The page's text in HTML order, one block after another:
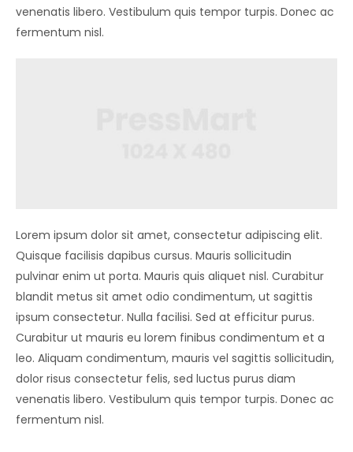
venenatis libero. Vestibulum quis tempor turpis. Donec ac
fermentum nisl.
Lorem ipsum dolor sit amet, consectetur adipiscing elit.
Quisque facilisis dapibus cursus. Mauris sollicitudin
pulvinar enim ut porta. Mauris quis aliquet nisl. Curabitur
blandit metus sit amet odio condimentum, ut sagittis
ipsum consectetur. Nulla facilisi. Sed at efficitur purus.
Curabitur ut mauris eu lorem finibus condimentum et a
leo. Aliquam condimentum, mauris vel sagittis sollicitudin,
dolor risus consectetur felis, sed luctus purus diam
venenatis libero. Vestibulum quis tempor turpis. Donec ac
fermentum nisl.